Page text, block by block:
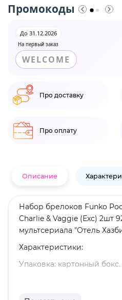
Промокоды
На первый заказ
До 31.12.2026
WELCOME
Про доставку
Про оплату
Описание
Набор брелоков Funko
Charlie & Vaggie (Exc) 2шт
мультсериала "Отель
Характеристики:
Упаковка: картонный бокс.